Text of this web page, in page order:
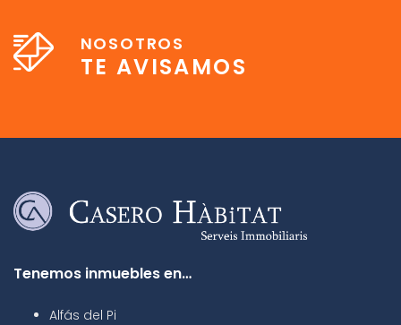
NOSOTROS
TE AVISAMOS
Tenemos inmuebles en…
Alfás del Pi